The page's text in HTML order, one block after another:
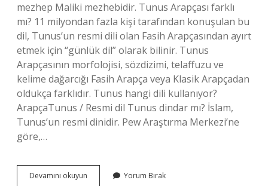
mezhep Maliki mezhebidir. Tunus Arapçası farklı
mı? 11 milyondan fazla kişi tarafından konuşulan bu
dil, Tunus’un resmi dili olan Fasih Arapçasından ayırt
etmek için “günlük dil” olarak bilinir. Tunus
Arapçasının morfolojisi, sözdizimi, telaffuzu ve
kelime dağarcığı Fasih Arapça veya Klasik Arapçadan
oldukça farklıdır. Tunus hangi dili kullanıyor?
ArapçaTunus / Resmi dil Tunus dindar mı? İslam,
Tunus’un resmi dinidir. Pew Araştırma Merkezi’ne
göre,…
Devamını okuyun Yorum Bırak